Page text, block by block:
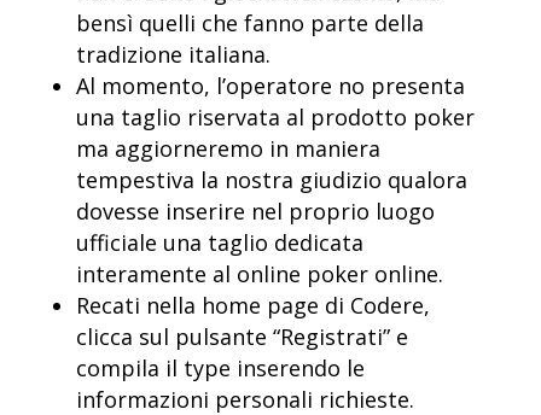
bensì quelli che fanno parte della
tradizione italiana.
Al momento, l’operatore no presenta
una taglio riservata al prodotto poker
ma aggiorneremo in maniera
tempestiva la nostra giudizio qualora
dovesse inserire nel proprio luogo
ufficiale una taglio dedicata
interamente al online poker online.
Recati nella home page di Codere,
clicca sul pulsante “Registrati” e
compila il type inserendo le
informazioni personali richieste.